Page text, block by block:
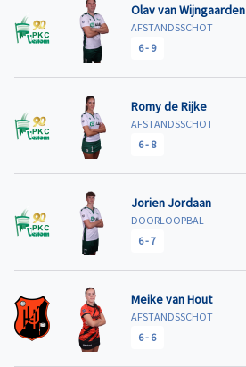
Olav van Wijngaarden
AFSTANDSSCHOT
6- 9
Romy de Rijke
AFSTANDSSCHOT
6- 8
Jorien Jordaan
DOORLOOPBAL
6-7
Meike van Hout
AFSTANDSSCHOT
6- 6